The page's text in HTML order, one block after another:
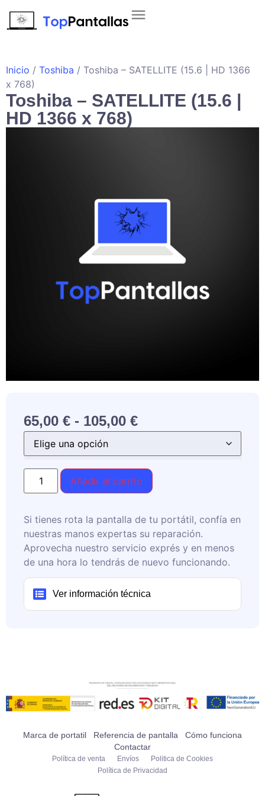
Inicio / Toshiba / Toshiba – SATELLITE (15.6 | HD 1366
x 768)
Toshiba – SATELLITE (15.6 |
HD 1366 x 768)
65,00 € - 105,00 €
Añadir al carrito
Si tienes rota la pantalla de tu portátil, confía en
nuestras manos expertas su reparación.
Aprovecha nuestro servicio exprés y en menos
de una hora lo tendrás de nuevo funcionando.
Ver información técnica
Marca de portatil Referencia de pantalla
Cómo funciona
Contactar
Política de venta Envíos
Politica de Cookies
Política de Privacidad